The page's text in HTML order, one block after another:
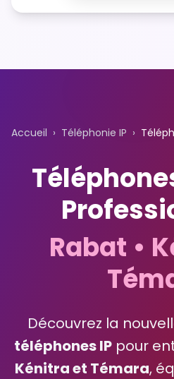
Accueil › Téléphonie IP ›
Rabat •
Découvrez la
téléphones IPpour
Kénitra et Témara,